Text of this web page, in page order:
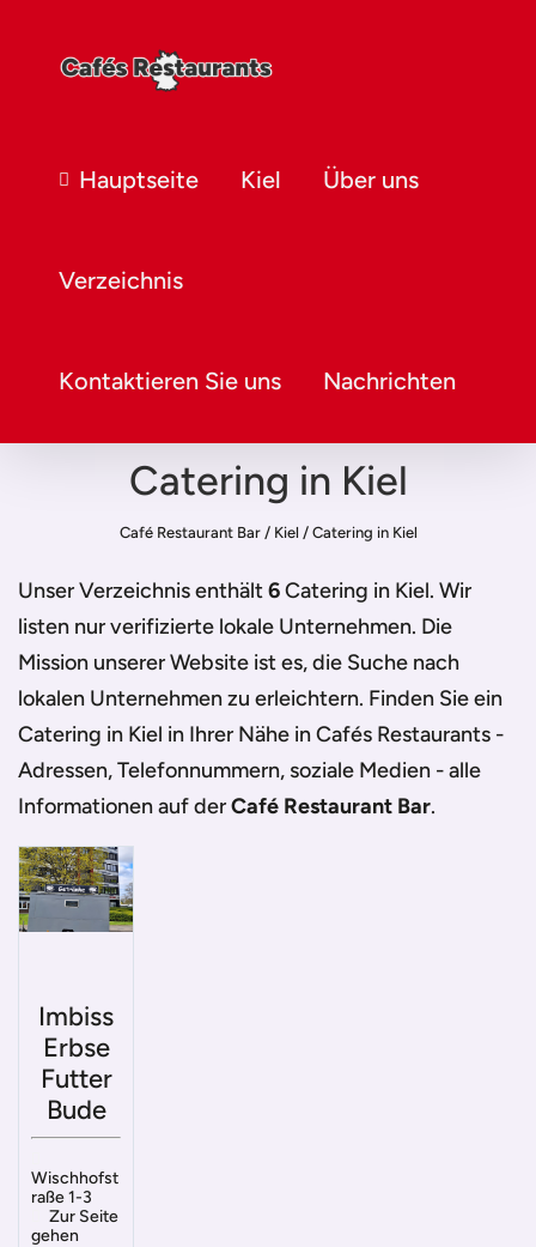
Hauptseite Kiel Über uns
Verzeichnis
Kontaktieren Sie uns Nachrichten
Catering in Kiel
Café Restaurant Bar/ Kiel / Catering in Kiel
Unser Verzeichnis enthält6Catering in Kiel. Wir
listen nur verifizierte lokale Unternehmen. Die
Mission unserer Website ist es, die Suche nach
lokalen Unternehmen zu erleichtern. Finden Sie ein
Catering in Kiel in Ihrer Nähe in Cafés Restaurants -
Adressen, Telefonnummern, soziale Medien - alle
Informationen auf derCafé Restaurant Bar.
Imbiss
Erbse
Futter
Bude
Wischhofst
raße 1-3
Zur Seite
gehen